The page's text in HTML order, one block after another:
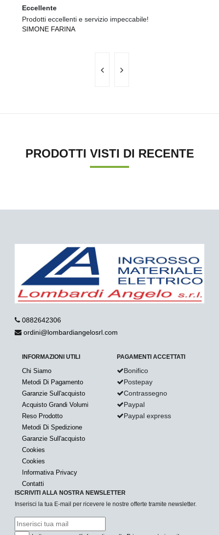
Eccellente
Prodotti eccellenti e servizio impeccabile!
SIMONE FARINA
PRODOTTI VISTI DI RECENTE
0882642306
ordini@lombardiangelosrl.com
INFORMAZIONI UTILI
Chi Siamo
Metodi Di Pagamento
Garanzie Sull'acquisto
Acquisto Grandi Volumi
Reso Prodotto
Metodi Di Spedizione
Garanzie Sull'acquisto
Cookies
Cookies
Informativa Privacy
Contatti
PAGAMENTI ACCETTATI
Bonifico
Postepay
Contrassegno
Paypal
Paypal express
ISCRIVITI ALLA NOSTRA NEWSLETTER
Inserisci la tua E-mail per ricevere le nostre offerte tramite newsletter.